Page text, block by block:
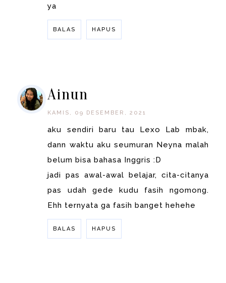
ya
BALAS HAPUS
Ainun
KAMIS, 09 DESEMBER, 2021
aku sendiri baru tau Lexo Lab mbak,
dann waktu aku seumuran Neyna malah
belum bisa bahasa Inggris :D
jadi pas awal-awal belajar, cita-citanya
pas udah gede kudu fasih ngomong.
Ehh ternyata ga fasih banget hehehe
BALAS HAPUS